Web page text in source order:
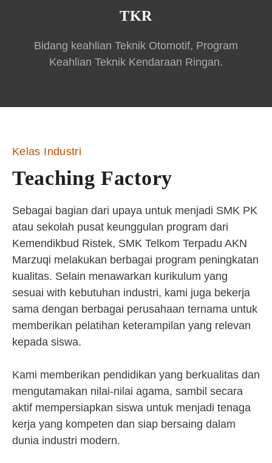
TKR
Bidang keahlian Teknik Otomotif, Program
Keahlian Teknik Kendaraan Ringan.
Kelas Industri
Teaching Factory
Sebagai bagian dari upaya untuk menjadi SMK PK
atau sekolah pusat keunggulan program dari
Kemendikbud Ristek, SMK Telkom Terpadu AKN
Marzuqi melakukan berbagai program peningkatan
kualitas. Selain menawarkan kurikulum yang
sesuai with kebutuhan industri, kami juga bekerja
sama dengan berbagai perusahaan ternama untuk
memberikan pelatihan keterampilan yang relevan
kepada siswa.
Kami memberikan pendidikan yang berkualitas dan
mengutamakan nilai-nilai agama, sambil secara
aktif mempersiapkan siswa untuk menjadi tenaga
kerja yang kompeten dan siap bersaing dalam
dunia industri modern.